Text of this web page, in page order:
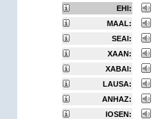
EHI:
MAAL:
SEAI:
XAAN:
XABAI:
LAUSA:
ANHAZ:
IOSEN: